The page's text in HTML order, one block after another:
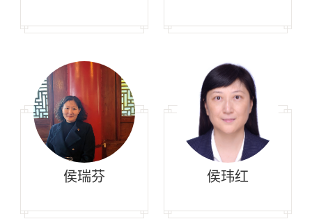
侯瑞芬 侯玮红